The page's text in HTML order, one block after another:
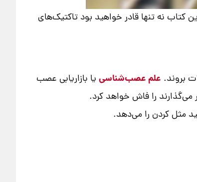
کتاب نه تنها قادر خواهید بود تاکتیک‌های
بروند. علم عصب‌شناسی یا بازاریابی عصب
می‌گذارند را فاش خواهد کرد.
مثل کردن را می‌دهد.